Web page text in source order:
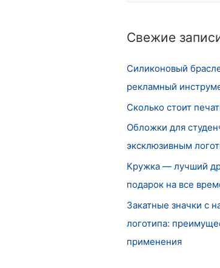
:Свежие
Силиконовый
рекламный
Сколько стоит
Обложки для
эксклюзивным
Кружка — лучший
подарок на все
Закатные значки с
логотипа:
применения